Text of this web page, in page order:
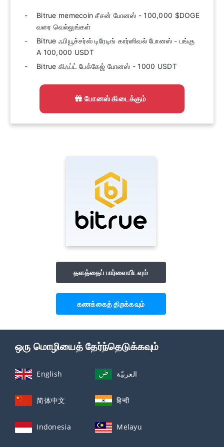
Bitrue memecoin சீசன் போனஸ் - 100,000 $DOGE
வரை வெல்லுங்கள்
Bitrue ஃபியூச்சர்ஸ் டிரேடிங் கார்னிவல் போனஸ் - பங்கு
A 100,000 USDT
Bitrue கிஃப்ட் பேக்கேஜ் போனஸ் - 1000 USDT
போனஸ் கிடைக்கும்
தளத்தைப் பார்வையிடவும்
கணக்கைத் திறக்கவும்
ஒரு மொழியைத் தேர்ந்தெடுக்கவும்
English العربيّة
简体中文 हिन्दी
Indonesia Melayu